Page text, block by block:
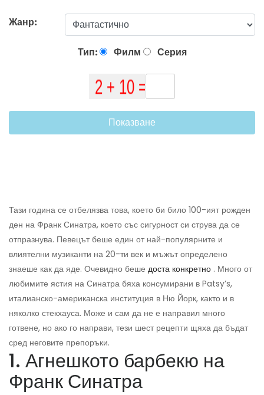
Жанр:
Тип: Филм Серия
Показване
Тази година се отбелязва това, което би било 100-ият рожден
ден на Франк Синатра, което със сигурност си струва да се
отпразнува. Певецът беше един от най-популярните и
влиятелни музиканти на 20-ти век и мъжът определено
знаеше как да яде. Очевидно беше доста конкретно . Много от
любимите ястия на Синатра бяха консумирани в Patsy’s,
италианско-американска институция в Ню Йорк, както и в
няколко стекхауса. Може и сам да не е направил много
готвене, но ако го направи, тези шест рецепти щяха да бъдат
сред неговите препоръки.
1. Агнешкото барбекю на
Франк Синатра